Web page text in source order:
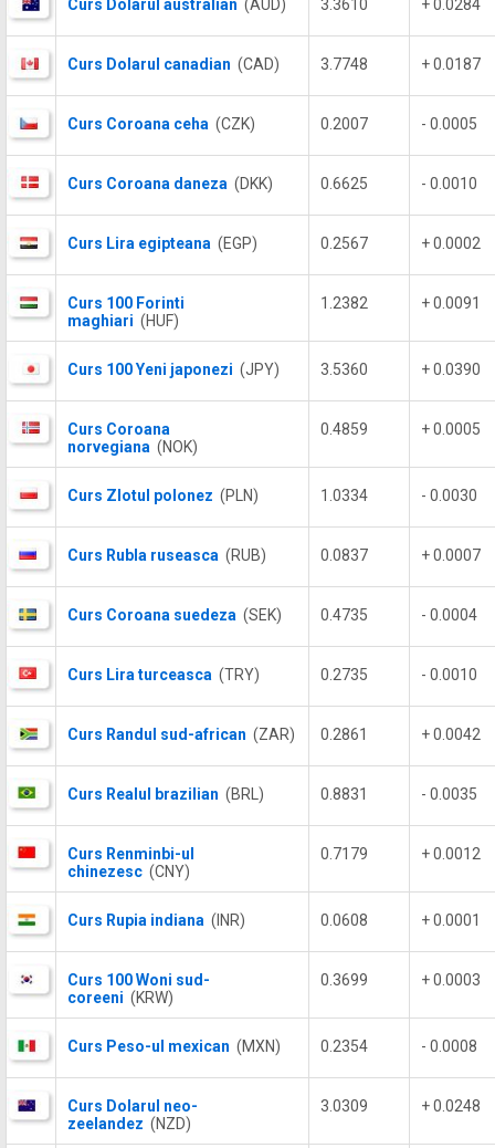
Curs Dolarul australian (AUD) 3.3610 + 0.0284
Curs Dolarul canadian (CAD) 3.7748 + 0.0187
Curs Coroana ceha (CZK) 0.2007 - 0.0005
Curs Coroana daneza (DKK) 0.6625 - 0.0010
Curs Lira egipteana (EGP) 0.2567 + 0.0002
Curs 100 Forinti
maghiari (HUF)
1.2382 + 0.0091
Curs 100 Yeni japonezi (JPY) 3.5360 + 0.0390
Curs Coroana
norvegiana (NOK)
0.4859 + 0.0005
Curs Zlotul polonez (PLN) 1.0334 - 0.0030
Curs Rubla ruseasca (RUB) 0.0837 + 0.0007
Curs Coroana suedeza (SEK) 0.4735 - 0.0004
Curs Lira turceasca (TRY) 0.2735 - 0.0010
Curs Randul sud-african (ZAR) 0.2861 + 0.0042
Curs Realul brazilian (BRL) 0.8831 - 0.0035
Curs Renminbi-ul
chinezesc (CNY)
0.7179 + 0.0012
Curs Rupia indiana (INR) 0.0608 + 0.0001
Curs 100 Woni sud-
coreeni (KRW)
0.3699 + 0.0003
Curs Peso-ul mexican (MXN) 0.2354 - 0.0008
Curs Dolarul neo-
zeelandez (NZD)
3.0309 + 0.0248